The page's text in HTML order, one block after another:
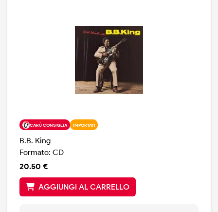
CARÙ CONSIGLIA IMPORTATI
B.B. King
Formato: CD
20.50 €
AGGIUNGI AL CARRELLO